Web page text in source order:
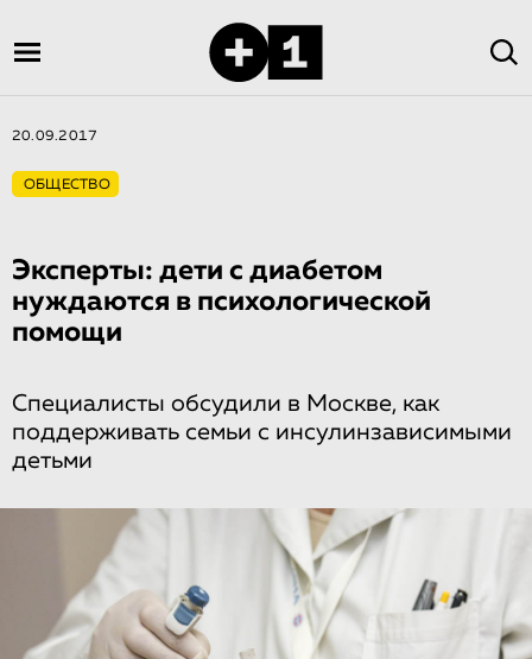
20.09.2017
ОБЩЕСТВО
Эксперты: дети с диабетом
нуждаются в психологической
помощи
Специалисты обсудили в Москве, как
поддерживать семьи с инсулинзависимыми
детьми